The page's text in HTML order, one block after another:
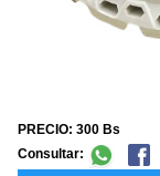
PRECIO: 300 Bs
Consultar: